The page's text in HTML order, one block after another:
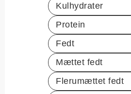
Kulhydrater
Protein
Fedt
Mættet fedt
Flerumættet fedt